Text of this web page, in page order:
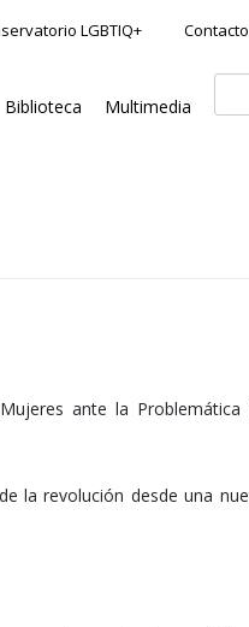
LGBTIQ+ Contacto
Biblioteca Multimedia
ante la
la revolución desde una